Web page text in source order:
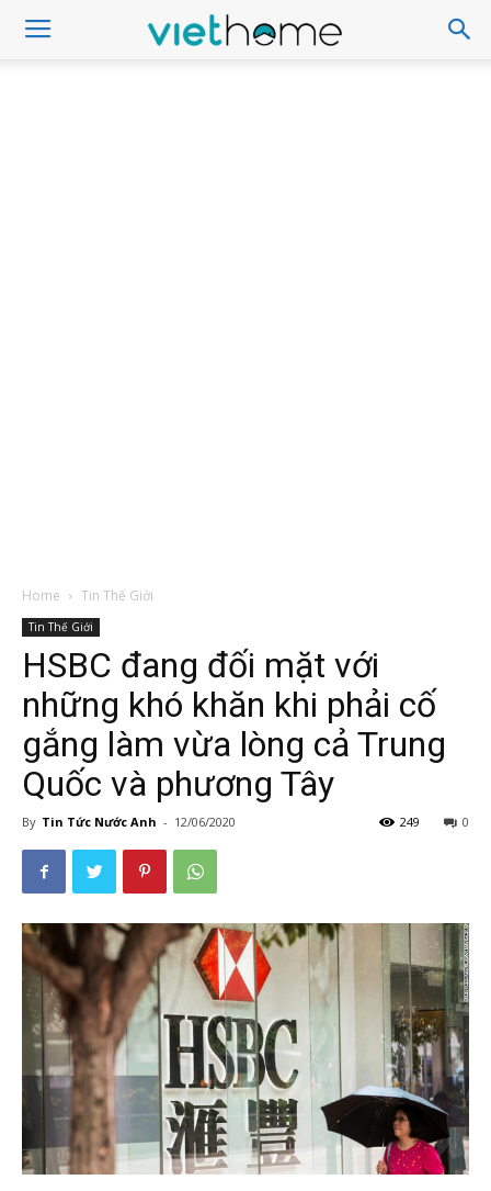
Home Tin Thế Giới
Tin Thế Giới
HSBC đang đối mặt với
những khó khăn khi phải cố
gắng làm vừa lòng cả Trung
Quốc và phương Tây
By Tin Tức Nước Anh - 12/06/2020 0
249